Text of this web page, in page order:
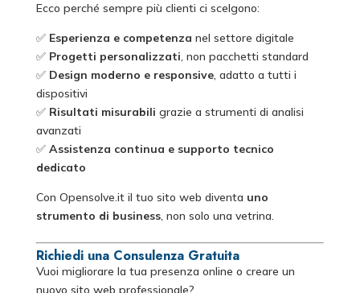
Ecco perché sempre più clienti ci scelgono:
✅ Esperienza e competenza nel settore digitale
✅ Progetti personalizzati, non pacchetti standard
✅ Design moderno e responsive, adatto a tutti i
dispositivi
✅ Risultati misurabili grazie a strumenti di analisi
avanzati
✅ Assistenza continua e supporto tecnico
dedicato
Con Opensolve.it il tuo sito web diventa uno
strumento di business, non solo una vetrina.
Richiedi una Consulenza Gratuita
Vuoi migliorare la tua presenza online o creare un
nuovo sito web professionale?